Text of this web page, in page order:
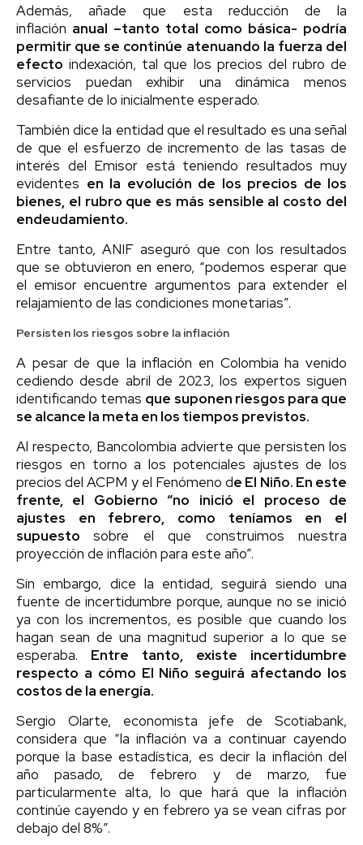
Además, añade que esta reducción de la
inflación anual –tanto total como básica- podría
permitir que se continúe atenuando la fuerza del
efecto indexación, tal que los precios del rubro de
servicios puedan exhibir una dinámica menos
desafiante de lo inicialmente esperado.
También dice la entidad que el resultado es una señal
de que el esfuerzo de incremento de las tasas de
interés del Emisor está teniendo resultados muy
evidentes en la evolución de los precios de los
bienes, el rubro que es más sensible al costo del
endeudamiento.
Entre tanto, ANIF aseguró que con los resultados
que se obtuvieron en enero, “podemos esperar que
el emisor encuentre argumentos para extender el
relajamiento de las condiciones monetarias”.
Persisten los riesgos sobre la inflación
A pesar de que la inflación en Colombia ha venido
cediendo desde abril de 2023, los expertos siguen
identificando temas que suponen riesgos para que
se alcance la meta en los tiempos previstos.
Al respecto, Bancolombia advierte que persisten los
riesgos en torno a los potenciales ajustes de los
precios del ACPM y el Fenómeno de El Niño. En este
frente, el Gobierno “no inició el proceso de
ajustes en febrero, como teníamos en el
supuestosobre el que construimos nuestra
proyección de inflación para este año”.
Sin embargo, dice la entidad, seguirá siendo una
fuente de incertidumbre porque, aunque no se inició
ya con los incrementos, es posible que cuando los
hagan sean de una magnitud superior a lo que se
esperaba. Entre tanto, existe incertidumbre
respecto a cómo El Niño seguirá afectando los
costos de la energía.
Sergio Olarte, economista jefe de Scotiabank,
considera que “la inflación va a continuar cayendo
porque la base estadística, es decir la inflación del
año pasado, de febrero y de marzo, fue
particularmente alta, lo que hará que la inflación
continúe cayendo y en febrero ya se vean cifras por
debajo del 8%”.